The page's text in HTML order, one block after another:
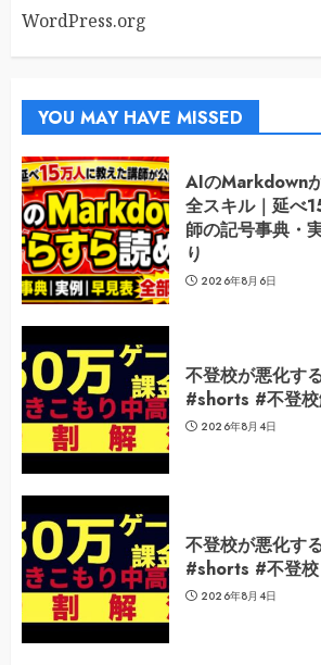
WordPress.org
YOU MAY HAVE MISSED
AIのMarkdown
全スキル｜延べ
師の記号事典・
り
2026年8月6日
不登校が悪化す
#shorts #不登
2026年8月4日
不登校が悪化す
#shorts #不登
2026年8月4日